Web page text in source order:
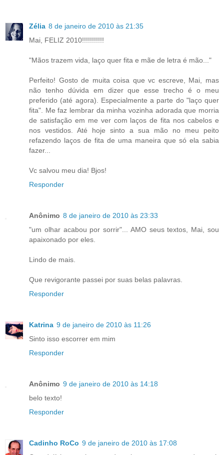
Zélia 8 de janeiro de 2010 às 21:35
Mai, FELIZ 2010!!!!!!!!!!!
"Mãos trazem vida, laço quer fita e mãe de letra é mão..."
Perfeito! Gosto de muita coisa que vc escreve, Mai, mas
não tenho dúvida em dizer que esse trecho é o meu
preferido (até agora). Especialmente a parte do "laço quer
fita". Me faz lembrar da minha vozinha adorada que morria
de satisfação em me ver com laços de fita nos cabelos e
nos vestidos. Até hoje sinto a sua mão no meu peito
refazendo laços de fita de uma maneira que só ela sabia
fazer...
Vc salvou meu dia! Bjos!
Responder
Anônimo 8 de janeiro de 2010 às 23:33
"um olhar acabou por sorrir"... AMO seus textos, Mai, sou
apaixonado por eles.
Lindo de mais.
Que revigorante passei por suas belas palavras.
Responder
Katrina 9 de janeiro de 2010 às 11:26
Sinto isso escorrer em mim
Responder
Anônimo 9 de janeiro de 2010 às 14:18
belo texto!
Responder
Cadinho RoCo 9 de janeiro de 2010 às 17:08